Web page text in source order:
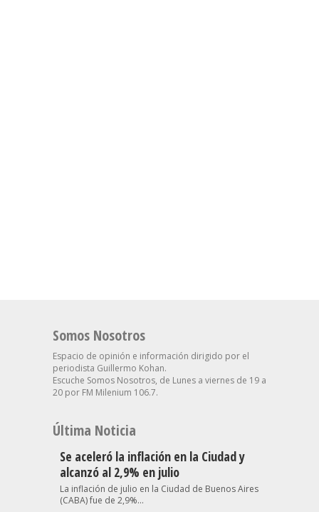
Somos Nosotros
Espacio de opinión e información dirigido por el
periodista Guillermo Kohan.
Escuche Somos Nosotros, de Lunes a viernes de 19 a
20 por FM Milenium 106.7.
Última Noticia
Se aceleró la inflación en la Ciudad y
alcanzó al 2,9% en julio
La inflación de julio en la Ciudad de Buenos Aires
(CABA) fue de 2,9%...